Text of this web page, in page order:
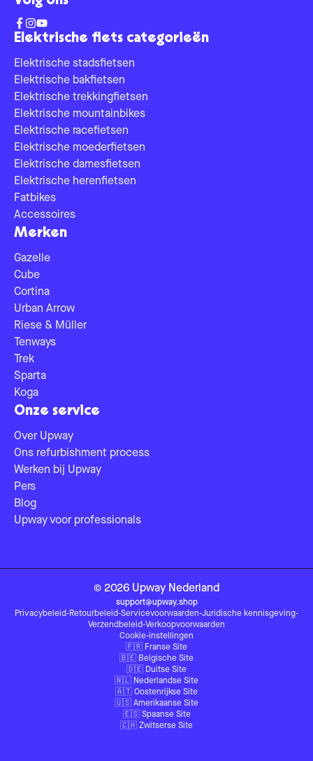
Elektrische fiets categorieën
Elektrische stadsfietsen
Elektrische bakfietsen
Elektrische trekkingfietsen
Elektrische mountainbikes
Elektrische racefietsen
Elektrische moederfietsen
Elektrische damesfietsen
Elektrische herenfietsen
Fatbikes
Accessoires
Merken
Gazelle
Cube
Cortina
Urban Arrow
Riese & Müller
Tenways
Trek
Sparta
Koga
Onze service
Over Upway
Ons refurbishment process
Werken bij Upway
Pers
Blog
Upway voor professionals
© 2026 Upway Nederland
support@upway.shop
Privacybeleid-Retourbeleid-Servicevoorwaarden-Juridische kennisgeving-
Verzendbeleid-Verkoopvoorwaarden
Cookie-instellingen
🇫🇷 Franse Site
🇧🇪 Belgische Site
🇩🇪 Duitse Site
🇳🇱 Nederlandse Site
🇦🇹 Oostenrijkse Site
🇺🇸 Amerikaanse Site
🇪🇸 Spaanse Site
🇨🇭 Zwitserse Site